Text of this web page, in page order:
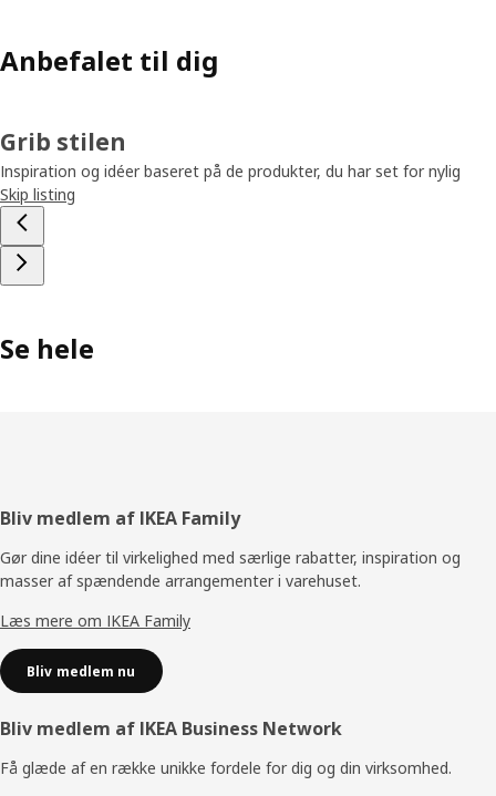
Anbefalet til dig
Grib stilen
Inspiration og idéer baseret på de produkter, du har set for nylig
Skip listing
Se hele
Footer
Bliv medlem af IKEA Family
Gør dine idéer til virkelighed med særlige rabatter, inspiration og
masser af spændende arrangementer i varehuset.
Læs mere om IKEA Family
Bliv medlem nu
Bliv medlem af IKEA Business Network
Få glæde af en række unikke fordele for dig og din virksomhed.